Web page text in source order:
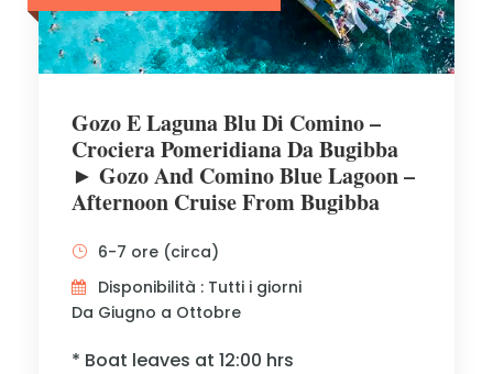
Gozo E Laguna Blu Di Comino –
Crociera Pomeridiana Da Bugibba
► Gozo And Comino Blue Lagoon –
Afternoon Cruise From Bugibba
6-7 ore (circa)
Disponibilità : Tutti i giorni
Da Giugno a Ottobre
* Boat leaves at 12:00 hrs